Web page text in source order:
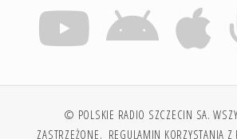
© POLSKIE RADIO SZCZECIN SA.
ZASTRZEŻONE. REGULAMIN KORZYSTANIA Z